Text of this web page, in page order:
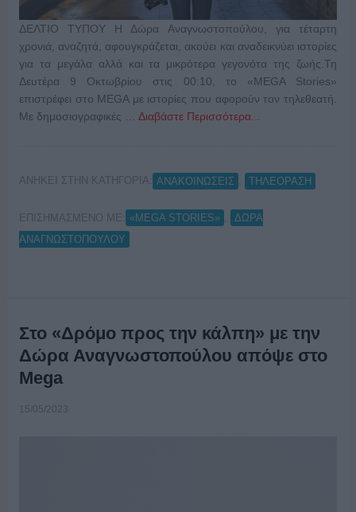
ΔΕΛΤΙΟ ΤΥΠΟΥ Η Δώρα Αναγνωστοπούλου, για τέταρτη
χρονιά, αναζητά, αφουγκράζεται, ακούει και αναδεικνύει ιστορίες
για τα μεγάλα αλλά και τα μικρότερα γεγονότα της ζωής.Τη
Δευτέρα 9 Οκτωβρίου στις 00:10, το «MEGA Stories»
επιστρέφει στο MEGA με ιστορίες που αφορούν τον τηλεθεατή.
Με δημοσιογραφικές … Διαβάστε Περισσότερα...
ΑΝΗΚΕΙ ΣΤΗΝ ΚΑΤΗΓΟΡΙΑ: ΑΝΑΚΟΙΝΩΣΕΙΣ ΤΗΛΕΟΡΑΣΗ
ΕΠΙΣΗΜΑΣΜΕΝΟ ΜΕ: «MEGA STORIES»
ΔΩΡΑ
ΑΝΑΓΝΩΣΤΟΠΟΥΛΟΥ
Στο «Δρόμο προς την κάλπη» με την
Δώρα Αναγνωστοπούλου απόψε στο
Mega
15/05/2023